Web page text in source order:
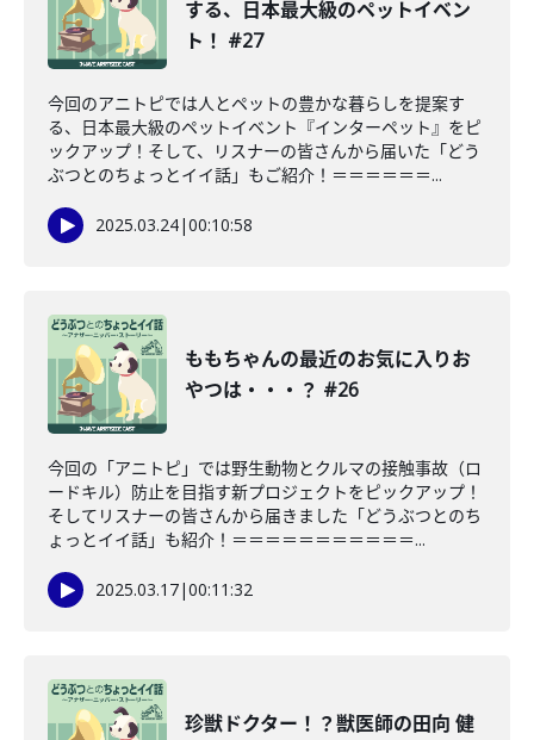
する、日本最大級のペットイベン
ト！ #27
今回のアニトピでは人とペットの豊かな暮らしを提案す
る、日本最大級のペットイベント『インターペット』をピ
ックアップ！そして、リスナーの皆さんから届いた「どう
ぶつとのちょっとイイ話」もご紹介！＝＝＝＝＝＝...
2025.03.24|00:10:58
ももちゃんの最近のお気に入りお
やつは・・・？ #26
今回の「アニトピ」では野生動物とクルマの接触事故（ロ
ードキル）防止を目指す新プロジェクトをピックアップ！
そしてリスナーの皆さんから届きました「どうぶつとのち
ょっとイイ話」も紹介！＝＝＝＝＝＝＝＝＝＝＝...
2025.03.17|00:11:32
珍獣ドクター！？獣医師の田向 健